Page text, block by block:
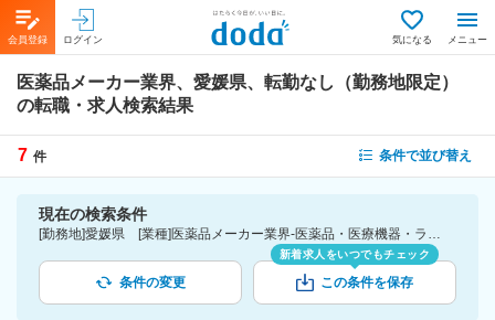
会員登録 ログイン 気になる メニュー
医薬品メーカー業界、愛媛県、転勤なし（勤務地限定）
の転職・求人検索結果
7 件 条件で並び替え
現在の検索条件
[勤務地]愛媛県 [業種]医薬品メーカー業界-医薬品・医療機器・ライフサイエンス・医療系サービス [こだわり条件ピックアップ]転勤なし（勤務地限定） [詳細条件](募集・採用情報)転勤なし（勤務地限定）
条件の変更
新着求人をいつでもチェック
この条件を保存